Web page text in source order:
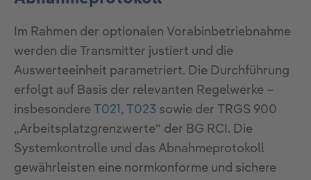
Im Rahmen der optionalen Vorabinbetriebnahme
werden die Transmitter justiert und die
Auswerteeinheit parametriert. Die Durchführung
erfolgt auf Basis der relevanten Regelwerke –
insbesondere T021, T023 sowie der TRGS 900
„Arbeitsplatzgrenzwerte“ der BG RCI. Die
Systemkontrolle und das Abnahmeprotokoll
gewährleisten eine normkonforme und sichere